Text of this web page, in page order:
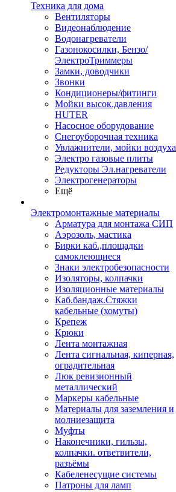
Техника для дома
Вентиляторы
Видеонаблюдение
Водонагреватели
Газонокосилки, Бензо/
ЭлектроТриммеры
Замки, доводчики
Звонки
Кондиционеры/фитинги
Мойки высок.давления
HUTER
Насосное оборудование
Снегоуборочная техника
Увлажнители, мойки воздуха
Электро газовые плиты
Редукторы Эл.нагреватели
Электрогенераторы
Ещё
Электромонтажные материалы
Арматура для монтажа СИП
Аэрозоль, мастика
Бирки каб.,площадки
самоклеющиеся
Знаки электробезопасности
Изоляторы, колпачки
Изоляционные материалы
Каб.бандаж.Стяжки
кабельные (хомуты)
Крепеж
Крюки
Лента монтажная
Лента сигнальная, киперная,
оградительная
Люк ревизионный
металлический
Маркеры кабельные
Материалы для заземления и
молниезащита
Муфты
Наконечники, гильзы,
колпачки. ответвители,
разъёмы
Кабеленесущие системы
Патроны для ламп